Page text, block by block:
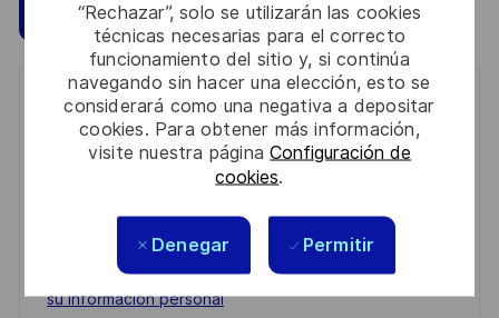
“Rechazar”, solo se utilizarán las cookies
técnicas necesarias para el correcto
funcionamiento del sitio y, si continúa
navegando sin hacer una elección, esto se
considerará como una negativa a depositar
cookies. Para obtener más información,
visite nuestra páginaConfiguración de
cookies.
Denegar Permitir
Aplicar ahora Guardar
Get notified for similar jobs
You'll receive updates once a week
(Required)
Revise y acepte los términos del procesamiento de
su información personal